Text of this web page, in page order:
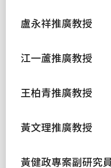
盧永祥推廣教授
江一蘆推廣教授
王柏青推廣教授
黃文理推廣教授
黃健政專案副研究